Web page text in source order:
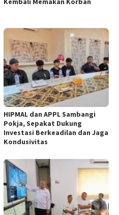
HIPMAL dan APPL Sambangi
Pokja, Sepakat Dukung
Investasi Berkeadilan dan Jaga
Kondusivitas